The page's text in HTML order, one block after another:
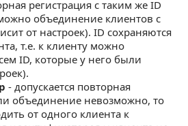
регистрация с таким же ID
объединение клиентов с
от настроек). ID сохраняются
т.е. к клиенту можно
ID, которые у него были
- допускается повторная
объединение невозможно, то
от одного клиента к